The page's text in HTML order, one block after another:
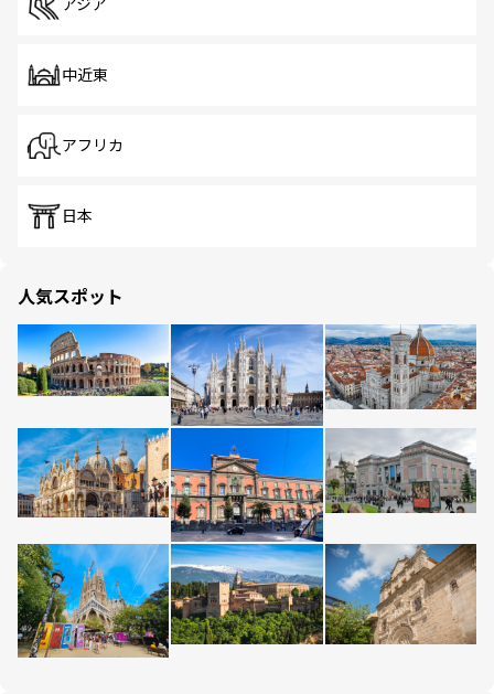
アジア
中近東
アフリカ
日本
人気スポット